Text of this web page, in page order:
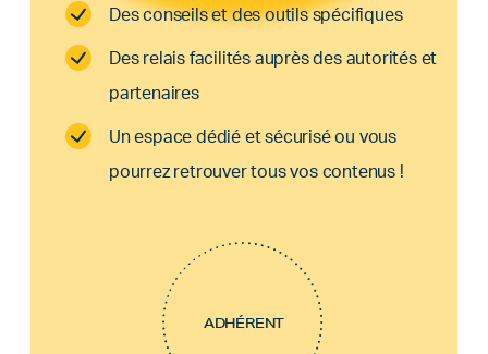
Des conseils et des outils spécifiques
Des relais facilités auprès des autorités et
partenaires
Un espace dédié et sécurisé ou vous
pourrez retrouver tous vos contenus !
ADHÉRENT